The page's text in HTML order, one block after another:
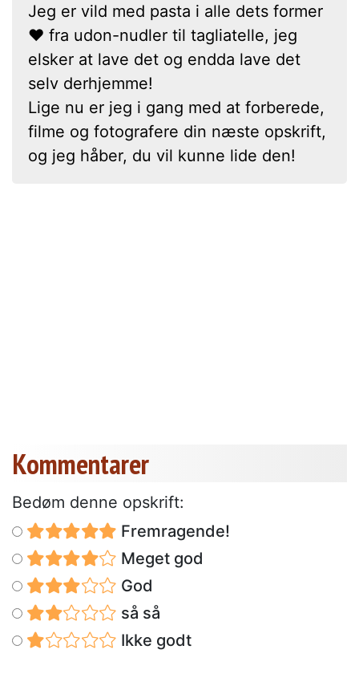
Jeg er vild med pasta i alle dets former
❤ fra udon-nudler til tagliatelle, jeg
elsker at lave det og endda lave det
selv derhjemme!
Lige nu er jeg i gang med at forberede,
filme og fotografere din næste opskrift,
og jeg håber, du vil kunne lide den!
Kommentarer
Bedøm denne opskrift:
Fremragende!
Meget god
God
så så
Ikke godt